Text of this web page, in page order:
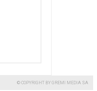
© COPYRIGHT BY GREMI MEDIA SA